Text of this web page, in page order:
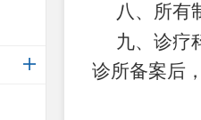
八、所有
九、诊疗
诊所备案后